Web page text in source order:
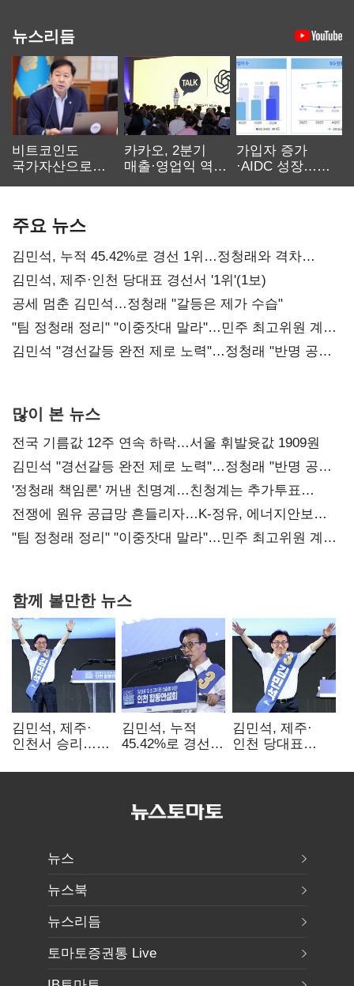
뉴스리듬
비트코인도
국가자산으로…'
카카오, 2분기
매출·영업익 역대
가입자 증가
·AIDC 성장…
주요 뉴스
김민석, 누적 45.42%로 경선 1위…정청래와 격차
0.86%p(2보)
김민석, 제주·인천 당대표 경선서 '1위'(1보)
공세 멈춘 김민석…정청래 "갈등은 제가 수습"
"팀 정청래 정리" "이중잣대 말라"…민주 최고위원 계파
다툼 격화
김민석 "경선갈등 완전 제로 노력"…정청래 "반명 공세
많이 본 뉴스
전국 기름값 12주 연속 하락…서울 휘발윳값 1909원
김민석 "경선갈등 완전 제로 노력"…정청래 "반명 공세
사과부터"
'정청래 책임론' 꺼낸 친명계…친청계는 추가투표
때리기
전쟁에 원유 공급망 흔들리자…K-정유, 에너지안보
핵심으로 재부상
"팀 정청래 정리" "이중잣대 말라"…민주 최고위원 계파
함께 볼만한 뉴스
김민석, 제주·
인천서 승리…
탈환'(종합)
김민석, 누적
45.42%로 경선
격차
김민석, 제주·
인천 당대표
뉴스
뉴스북
뉴스리듬
토마토증권통 Live